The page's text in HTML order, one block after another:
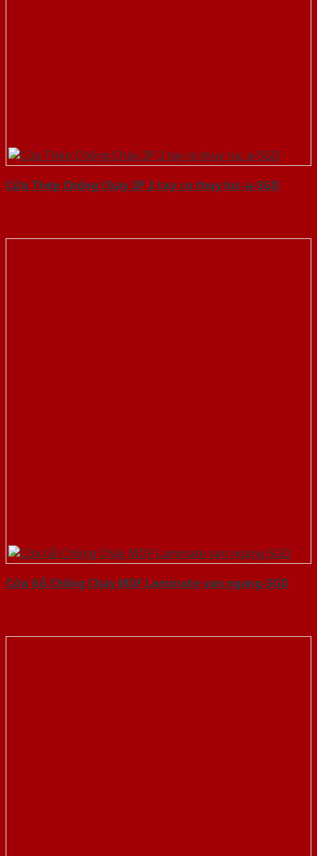
Cửa Thép Chống Cháy 2P 2 tay co thuy luc-a-SGD
Cửa Gỗ Chống Cháy MDF Laminate van ngang-SGD